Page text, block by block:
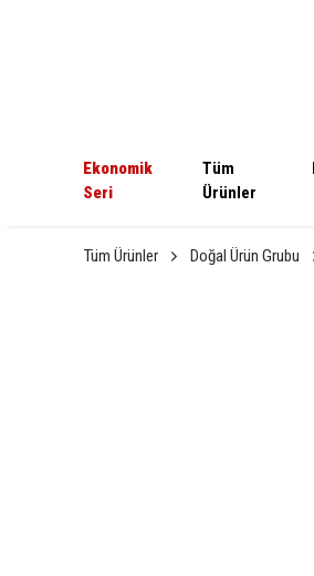
Ekonomik
Seri
Tüm
Ürünler
Tüm Ürünler Doğal Ürün Grubu